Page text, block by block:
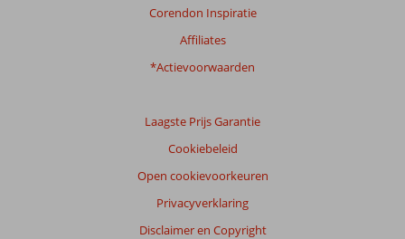
Corendon Inspiratie
Affiliates
*Actievoorwaarden
Laagste Prijs Garantie
Cookiebeleid
Open cookievoorkeuren
Privacyverklaring
Disclaimer en Copyright